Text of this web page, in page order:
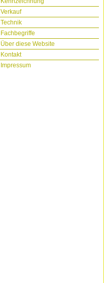
Verkauf
Technik
Fachbegriffe
Über diese Website
Kontakt
Impressum